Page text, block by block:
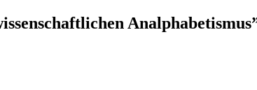
Analphabetismus